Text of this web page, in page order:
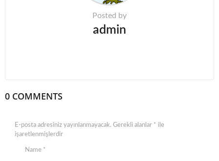
Posted by
admin
0 COMMENTS
E-posta adresiniz yayınlanmayacak. Gerekli alanlar * ile
işaretlenmişlerdir